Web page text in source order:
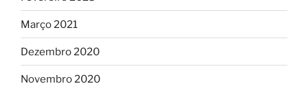
Março 2021
Dezembro 2020
Novembro 2020